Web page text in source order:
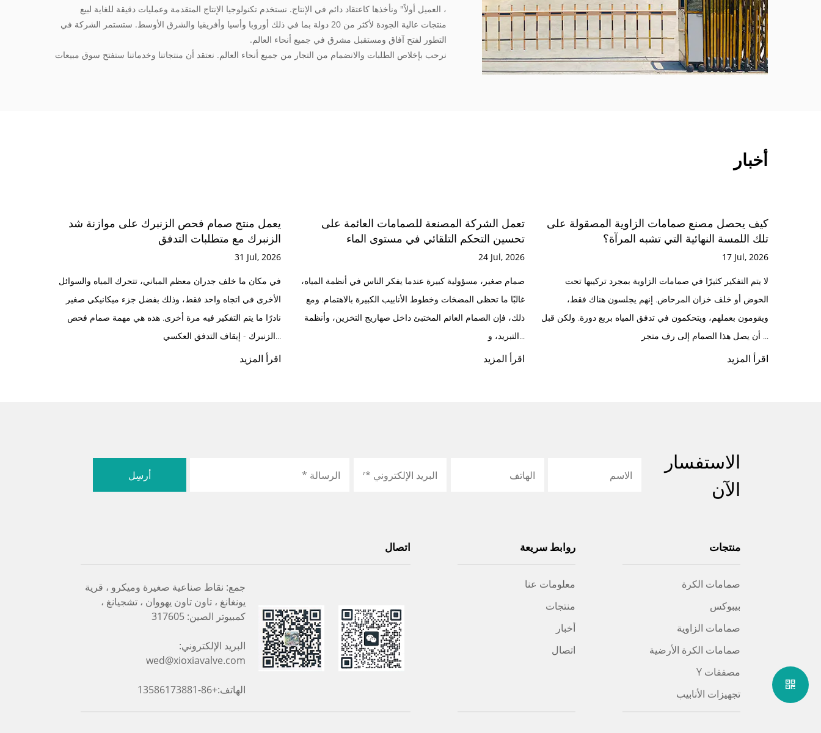
، العميل أولاً" ونأخذها كاعتقاد دائم في الإنتاج. نستخدم تكنولوجيا الإنتاج المتقدمة وعمليات دقيقة للغاية لبيع
منتجات عالية الجودة لأكثر من 20 دولة بما في ذلك أوروبا وأسيا وأفريقيا والشرق الأوسط. ستستمر الشركة في
التطور لفتح آفاق ومستقبل مشرق في جميع أنحاء العالم.
نرحب بإخلاص الطلبات والانضمام من التجار من جميع أنحاء العالم. نعتقد أن منتجاتنا وخدماتنا ستفتح سوق مبيعات
أخبار
يعمل منتج صمام فحص الزنبرك على
الزنبرك مع متطلبات التدفق
في مكان ما خلف جدران معظم المباني، تتحرك
الأخرى في اتجاه واحد فقط، وذلك بفضل جزء
نادرًا ما يتم التفكير فيه مرة أخرى. هذه هي مهمة
الزنبرك - إيقاف التدفق العكسي...
تعمل الشركة المصنعة للصمامات العائمة على
تحسين التحكم التلقائي في مستوى الماء
صمام صغير، مسؤولية كبيرة عندما يفكر الناس في أنظمة المياه،
غالبًا ما تحظى المضخات وخطوط الأنابيب الكبيرة بالاهتمام. ومع
ذلك، فإن الصمام العائم المختبئ داخل صهاريج التخزين، وأنظمة
كيف يحصل مصنع صمامات الزاوية المصقولة على
تلك اللمسة النهائية التي تشبه المرآة؟
لا يتم التفكير كثيرًا في صمامات الزاوية بمجرد تركيبها تحت
الحوض أو خلف خزان المرحاض. إنهم يجلسون هناك فقط،
ويقومون بعملهم، ويتحكمون في تدفق المياه بربع دورة. ولكن قبل
أن يصل هذا الصمام إلى رف متجر ...
يدعم تطبيقات السباكة
جزءًا مهمًا من أنظمة السباكة السكنية
الحدائق والمستودعات وورش العمل
صمامات موثوقة لتوفير المياه
الاستفسار
الآن
منتجات
صمامات الكرة
بيبوكس
صمامات الزاوية
صمامات الكرة الأرضية
مصففات Y
تجهيزات الأنابيب
روابط سريعة
معلومات عنا
منتجات
أخبار
اتصال
اتصال
جمع: نقاط صناعية صغيرة وميكرو ، قرية
يونغانغ ، تاون تاون يهووان ، تشجيانغ ،
كمبيوتر الصين: 317605
البريد الإلكتروني:
wed@xioxiavalve.com
الهاتف:+86-13586173881